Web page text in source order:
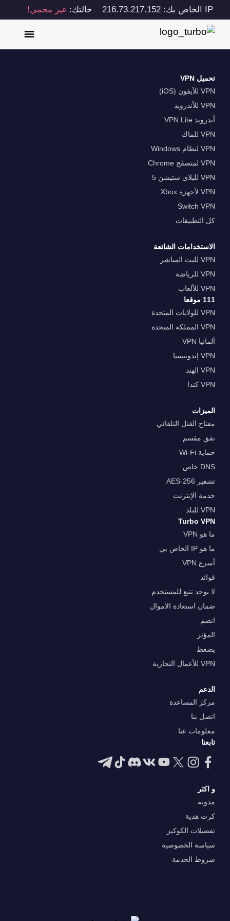
IP الخاص بك: 216.73.217.152 حالتك:غير محمي!
تحميل VPN
VPN للآيفون (iOS)
VPN للأندرويد
أندرويد VPN Lite
VPN للماك
VPN لنظام Windows
VPN لمتصفح Chrome
VPN للبلاي ستيشن 5
VPN لأجهزة Xbox
Switch VPN
كل التطبيقات
الاستخدامات الشائعة
VPN للبث المباشر
VPN للرياضة
VPN للألعاب
111 موقعا
VPN للولايات المتحدة
VPN المملكة المتحدة
ألمانيا VPN
VPN إندونيسيا
VPN الهند
VPN كندا
الميزات
مفتاح القتل التلقائي
نفق مقسم
حماية Wi-Fi
DNS خاص
تشفير AES-256
خدمة الإنترنت
VPN للبلد
Turbo VPN
ما هو VPN
ما هو IP الخاص بي
أسرع VPN
فوائد
لا يوجد تتبع للمستخدم
ضمان استعادة الاموال
انضم
المؤثر
يضعط
VPN للأعمال التجارية
الدعم
مركز المساعدة
اتصل بنا
معلومات عنا
تابعنا
و اكثر
مدونة
كرت هدية
تفضيلات الكوكيز
سياسة الخصوصية
شروط الخدمة